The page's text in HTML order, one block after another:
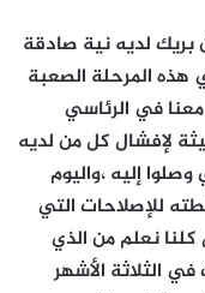
بريك لديه نية صادقة
هذه المرحلة الصعبة
في الرئاسي
لإفشال كل من لديه
إليه ،واليوم
للإصلاحات التي
نعلم من الذي
الثلاثة الأشهر